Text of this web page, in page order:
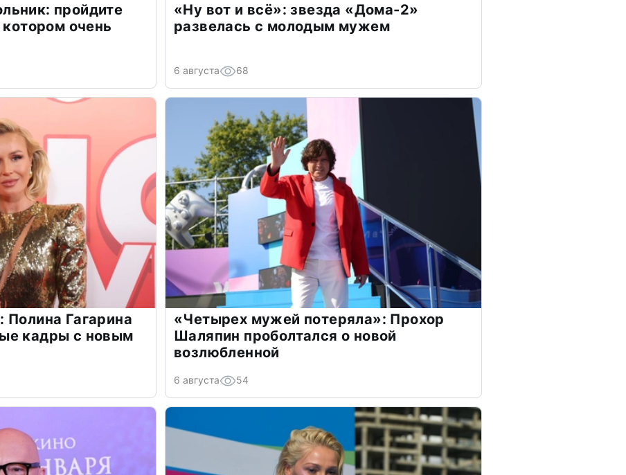
пройдите
очень
«Ну вот и всё»: звезда «Дома-2»
развелась с молодым мужем
6 августа 68
Гагарина
кадры с новым
«Четырех мужей потеряла»: Прохор
Шаляпин проболтался о новой
возлюбленной
6 августа 54